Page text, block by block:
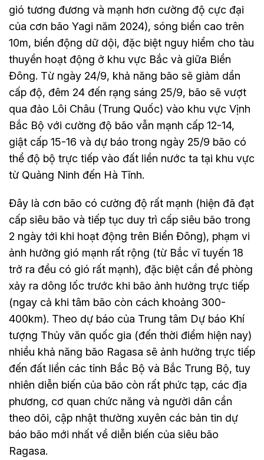
gió tương đương và mạnh hơn cường độ cực đại
của cơn bão Yagi năm 2024), sóng biển cao trên
10m, biển động dữ dội, đặc biệt nguy hiểm cho tàu
thuyền hoạt động ở khu vực Bắc và giữa Biển
Đông. Từ ngày 24/9, khả năng bão sẽ giảm dần
cấp độ, đêm 24 đến rạng sáng 25/9, bão sẽ vượt
qua đảo Lôi Châu (Trung Quốc) vào khu vực Vịnh
Bắc Bộ với cường độ bão vẫn mạnh cấp 12-14,
giật cấp 15-16 và dự báo trong ngày 25/9 bão có
thể độ bộ trực tiếp vào đất liền nước ta tại khu vực
từ Quảng Ninh đến Hà Tĩnh.
Đây là cơn bão có cường độ rất mạnh (hiện đã đạt
cấp siêu bão và tiếp tục duy trì cấp siêu bão trong
2 ngày tới khi hoạt động trên Biển Đông), phạm vi
ảnh hưởng gió mạnh rất rộng (từ Bắc vĩ tuyến 18
trở ra đều có gió rất mạnh), đặc biệt cần đề phòng
xảy ra dông lốc trước khi bão ảnh hưởng trực tiếp
(ngay cả khi tâm bão còn cách khoảng 300-
400km). Theo dự báo của Trung tâm Dự báo Khí
tượng Thủy văn quốc gia (đến thời điểm hiện nay)
nhiều khả năng bão Ragasa sẽ ảnh hưởng trực tiếp
đến đất liền các tỉnh Bắc Bộ và Bắc Trung Bộ, tuy
nhiên diễn biến của bão còn rất phức tạp, các địa
phương, cơ quan chức năng và người dân cần
theo dõi, cập nhật thường xuyên các bản tin dự
báo bão mới nhất về diễn biến của siêu bão
Ragasa.